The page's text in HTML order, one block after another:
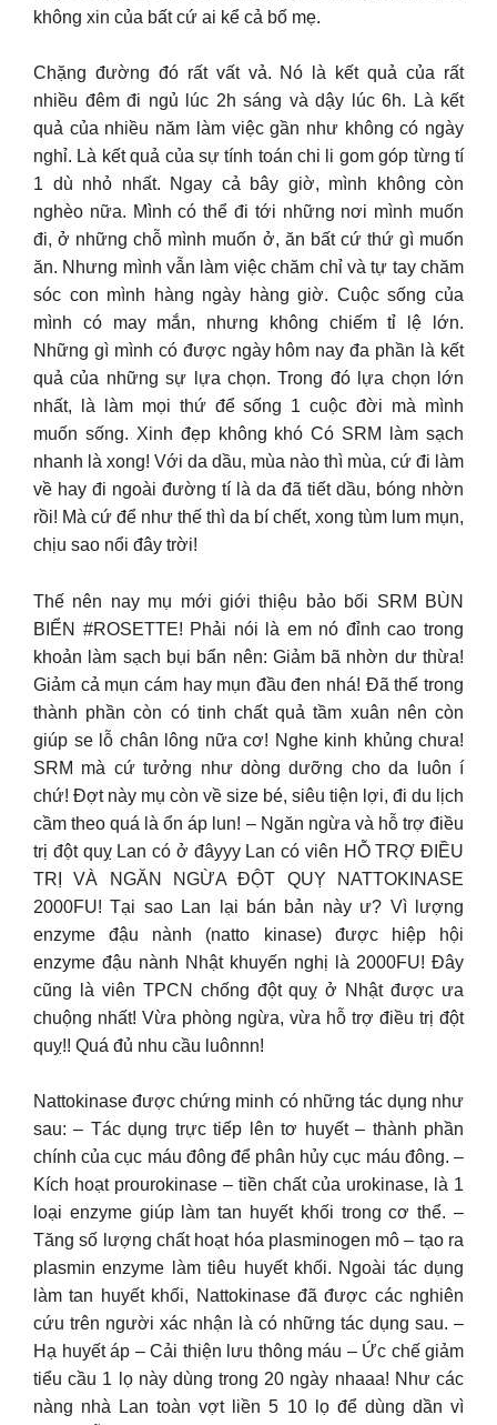
không xin của bất cứ ai kể cả bố mẹ.
Chặng đường đó rất vất vả. Nó là kết quả của rất
nhiều đêm đi ngủ lúc 2h sáng và dậy lúc 6h. Là kết
quả của nhiều năm làm việc gần như không có ngày
nghỉ. Là kết quả của sự tính toán chi li gom góp từng tí
1 dù nhỏ nhất. Ngay cả bây giờ, mình không còn
nghèo nữa. Mình có thể đi tới những nơi mình muốn
đi, ở những chỗ mình muốn ở, ăn bất cứ thứ gì muốn
ăn. Nhưng mình vẫn làm việc chăm chỉ và tự tay chăm
sóc con mình hàng ngày hàng giờ. Cuộc sống của
mình có may mắn, nhưng không chiếm tỉ lệ lớn.
Những gì mình có được ngày hôm nay đa phần là kết
quả của những sự lựa chọn. Trong đó lựa chọn lớn
nhất, là làm mọi thứ để sống 1 cuộc đời mà mình
muốn sống. Xinh đẹp không khó Có SRM làm sạch
nhanh là xong! Với da dầu, mùa nào thì mùa, cứ đi làm
về hay đi ngoài đường tí là da đã tiết dầu, bóng nhờn
rồi! Mà cứ để như thế thì da bí chết, xong tùm lum mụn,
chịu sao nổi đây trời!
Thế nên nay mụ mới giới thiệu bảo bối SRM BÙN
BIỂN #ROSETTE! Phải nói là em nó đỉnh cao trong
khoản làm sạch bụi bẩn nên: Giảm bã nhờn dư thừa!
Giảm cả mụn cám hay mụn đầu đen nhá! Đã thế trong
thành phần còn có tinh chất quả tầm xuân nên còn
giúp se lỗ chân lông nữa cơ! Nghe kinh khủng chưa!
SRM mà cứ tưởng như dòng dưỡng cho da luôn í
chứ! Đợt này mụ còn về size bé, siêu tiện lợi, đi du lịch
cầm theo quá là ổn áp lun! – Ngăn ngừa và hỗ trợ điều
trị đột quỵ Lan có ở đâyyy Lan có viên HỖ TRỢ ĐIỀU
TRỊ VÀ NGĂN NGỪA ĐỘT QUỴ NATTOKINASE
2000FU! Tại sao Lan lại bán bản này ư? Vì lượng
enzyme đậu nành (natto kinase) được hiệp hội
enzyme đậu nành Nhật khuyến nghị là 2000FU! Đây
cũng là viên TPCN chống đột quỵ ở Nhật được ưa
chuộng nhất! Vừa phòng ngừa, vừa hỗ trợ điều trị đột
quỵ!! Quá đủ nhu cầu luônnn!
Nattokinase được chứng minh có những tác dụng như
sau: – Tác dụng trực tiếp lên tơ huyết – thành phần
chính của cục máu đông để phân hủy cục máu đông. –
Kích hoạt prourokinase – tiền chất của urokinase, là 1
loại enzyme giúp làm tan huyết khối trong cơ thể. –
Tăng số lượng chất hoạt hóa plasminogen mô – tạo ra
plasmin enzyme làm tiêu huyết khối. Ngoài tác dụng
làm tan huyết khối, Nattokinase đã được các nghiên
cứu trên người xác nhận là có những tác dụng sau. –
Hạ huyết áp – Cải thiện lưu thông máu – Ức chế giảm
tiểu cầu 1 lọ này dùng trong 20 ngày nhaaa! Như các
nàng nhà Lan toàn vợt liền 5 10 lọ để dùng dần vì